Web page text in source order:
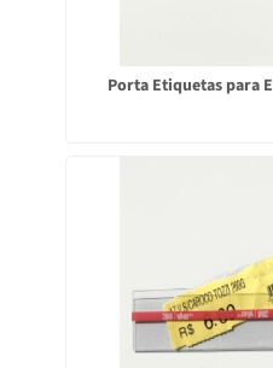
Porta Etiquetas para